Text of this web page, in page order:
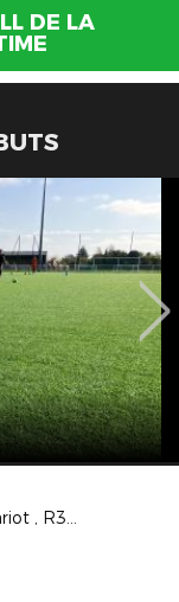
DE LA
AAlliance3B - AS Cabariot , R3 poule G